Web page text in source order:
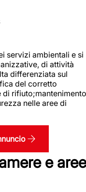
servizi ambientali e si
di attività
differenziata sul
del corretto
di rifiuto;mantenimento
nelle aree di
e aree